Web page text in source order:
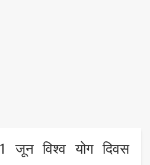
जून विश्व योग दिवस